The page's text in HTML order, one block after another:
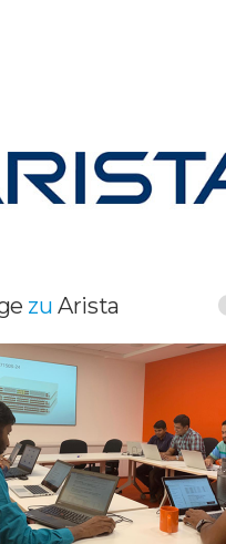
zu Arista